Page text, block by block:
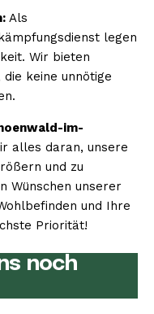
Als
legen
Wir bieten
keine unnötige
im-
alles daran, unsere
und zu
Wünschen unserer
und Ihre
Priorität!
noch